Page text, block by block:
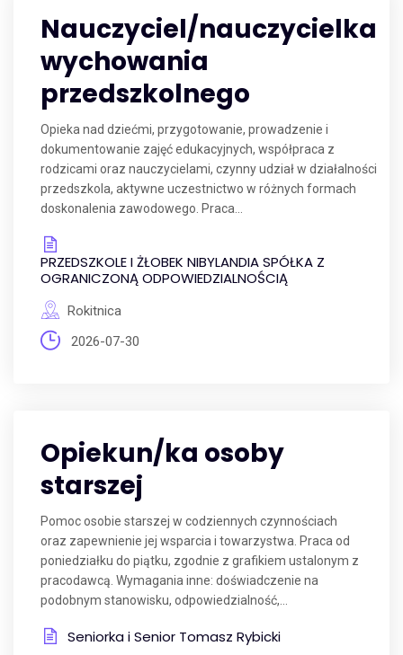
Nauczyciel/nauczycielka
wychowania
przedszkolnego
Opieka nad dziećmi, przygotowanie, prowadzenie i
dokumentowanie zajęć edukacyjnych, współpraca z
rodzicami oraz nauczycielami, czynny udział w działalności
przedszkola, aktywne uczestnictwo w różnych formach
doskonalenia zawodowego. Praca...
PRZEDSZKOLE I ŻŁOBEK NIBYLANDIA SPÓŁKA Z
OGRANICZONĄ ODPOWIEDZIALNOŚCIĄ
Rokitnica
2026-07-30
Opiekun/ka osoby
starszej
Pomoc osobie starszej w codziennych czynnościach
oraz zapewnienie jej wsparcia i towarzystwa. Praca od
poniedziałku do piątku, zgodnie z grafikiem ustalonym z
pracodawcą. Wymagania inne: doświadczenie na
podobnym stanowisku, odpowiedzialność,...
Seniorka i Senior Tomasz Rybicki